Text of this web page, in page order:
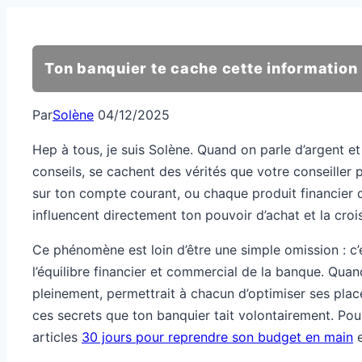
Ton banquier te cache cette information
ParSolène 04/12/2025
Hep à tous, je suis Solène. Quand on parle d’argent
conseils, se cachent des vérités que votre
sur ton compte courant, ou chaque produit financier
influencent directement ton pouvoir d’achat et la
Ce phénomène est loin d’être une simple omission :
l’équilibre financier et commercial de la banque.
pleinement, permettrait à chacun d’optimiser ses
ces secrets que ton banquier tait volontairement.
articles 30 jours pour reprendre son budget en main